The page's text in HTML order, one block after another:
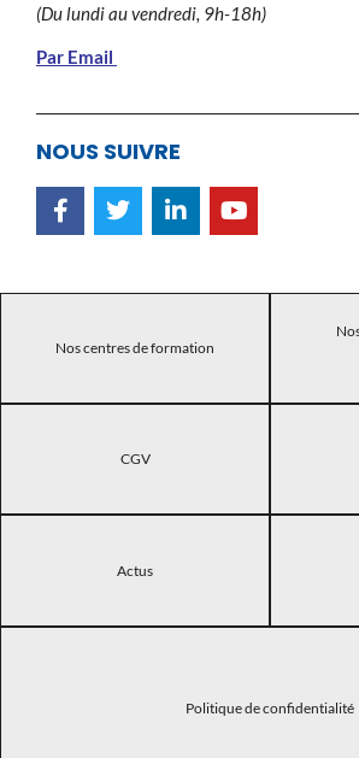
(Du lundi au vendredi, 9h-18h)
Par Email
NOUS SUIVRE
Nos centres de formation
CGV
Actus
Politique de confidentialité